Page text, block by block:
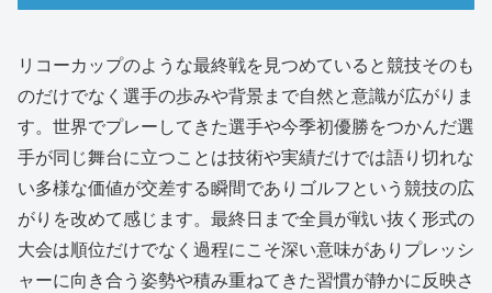
リコーカップのような最終戦を見つめていると競技そのも
のだけでなく選手の歩みや背景まで自然と意識が広がりま
す。世界でプレーしてきた選手や今季初優勝をつかんだ選
手が同じ舞台に立つことは技術や実績だけでは語り切れな
い多様な価値が交差する瞬間でありゴルフという競技の広
がりを改めて感じます。最終日まで全員が戦い抜く形式の
大会は順位だけでなく過程にこそ深い意味がありプレッシ
ャーに向き合う姿勢や積み重ねてきた習慣が静かに反映さ